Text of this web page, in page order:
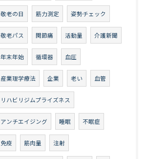
敬老の日 筋力測定 姿勢チェック
敬老パス 関節痛 活動量 介護新聞
年末年始 循環器 血圧
産業理学療法 企業 老い 血管
リハビリジムプライズネス
アンチエイジング 睡眠 不眠症
免疫 筋肉量 注射